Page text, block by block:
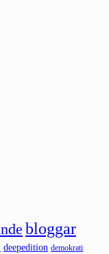
bloggar
deepedition demokrati